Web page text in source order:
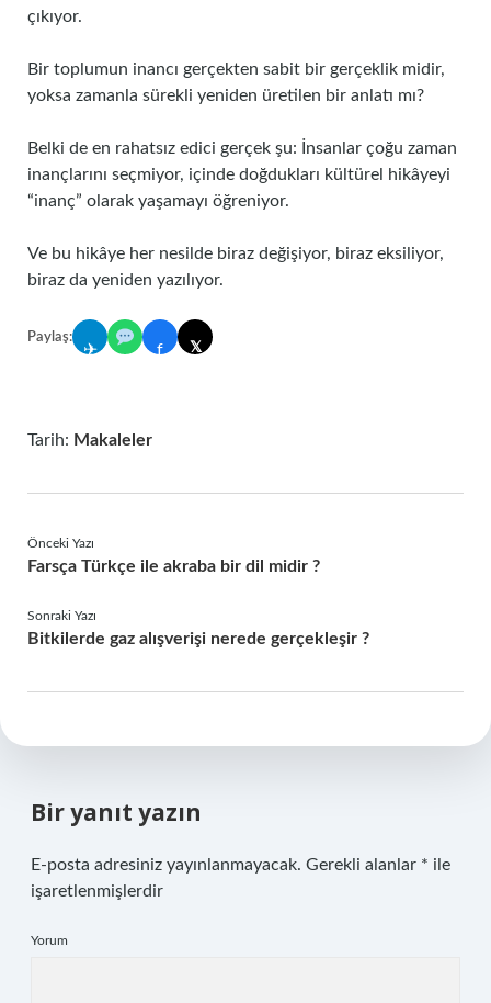
çıkıyor.
Bir toplumun inancı gerçekten sabit bir gerçeklik midir,
yoksa zamanla sürekli yeniden üretilen bir anlatı mı?
Belki de en rahatsız edici gerçek şu: İnsanlar çoğu zaman
inançlarını seçmiyor, içinde doğdukları kültürel hikâyeyi
“inanç” olarak yaşamayı öğreniyor.
Ve bu hikâye her nesilde biraz değişiyor, biraz eksiliyor,
biraz da yeniden yazılıyor.
Paylaş:
✈ f 𝕏
Tarih: Makaleler
Önceki Yazı
Farsça Türkçe ile akraba bir dil midir ?
Sonraki Yazı
Bitkilerde gaz alışverişi nerede gerçekleşir ?
Bir yanıt yazın
E-posta adresiniz yayınlanmayacak. Gerekli alanlar * ile
işaretlenmişlerdir
Yorum